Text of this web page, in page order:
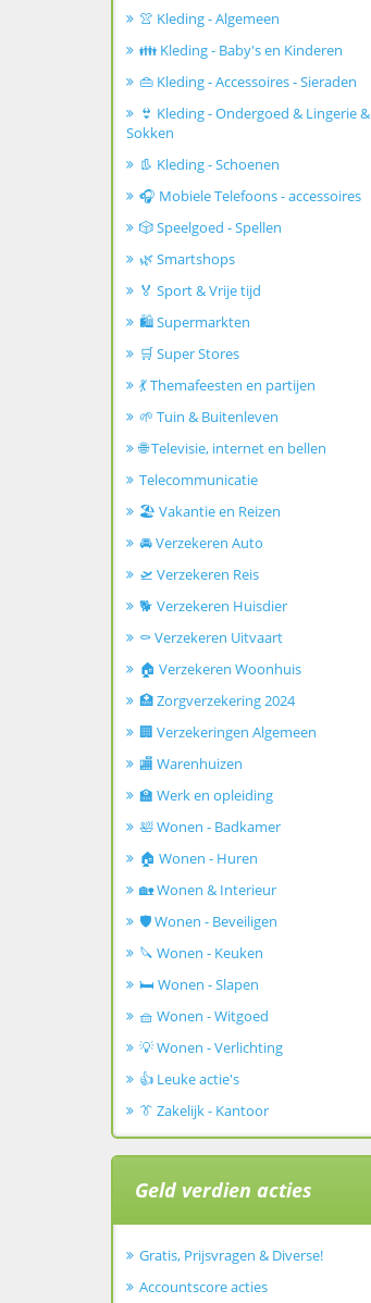
👚 Kleding - Algemeen
👪 Kleding - Baby's en Kinderen
👜 Kleding - Accessoires - Sieraden
👙 Kleding - Ondergoed & Lingerie &
Sokken
👢 Kleding - Schoenen
🎧 Mobiele Telefoons - accessoires
🎲 Speelgoed - Spellen
🌿 Smartshops
🏅 Sport & Vrije tijd
🛍️ Supermarkten
🛒 Super Stores
💃 Themafeesten en partijen
🌱 Tuin & Buitenleven
🌐 Televisie, internet en bellen
Telecommunicatie
🏖️ Vakantie en Reizen
🚘 Verzekeren Auto
🛫 Verzekeren Reis
🐕 Verzekeren Huisdier
⚰️ Verzekeren Uitvaart
🏠 Verzekeren Woonhuis
🏥 Zorgverzekering 2024
🏢 Verzekeringen Algemeen
🏬 Warenhuizen
🏫 Werk en opleiding
🛀 Wonen - Badkamer
🏠 Wonen - Huren
🏡 Wonen & Interieur
🛡️ Wonen - Beveiligen
🔪 Wonen - Keuken
🛏️ Wonen - Slapen
🧺 Wonen - Witgoed
💡 Wonen - Verlichting
👍 Leuke actie's
👔 Zakelijk - Kantoor
Geld verdien acties
Gratis, Prijsvragen & Diverse!
Accountscore acties